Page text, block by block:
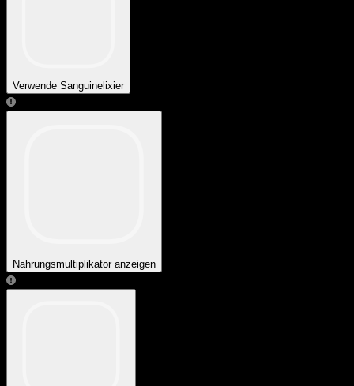
Verwende Sanguinelixier
Nahrungsmultiplikator anzeigen